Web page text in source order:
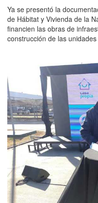
Ya se presentó la
de Hábitat y Vivienda de la
financien las obras de
construcción de las